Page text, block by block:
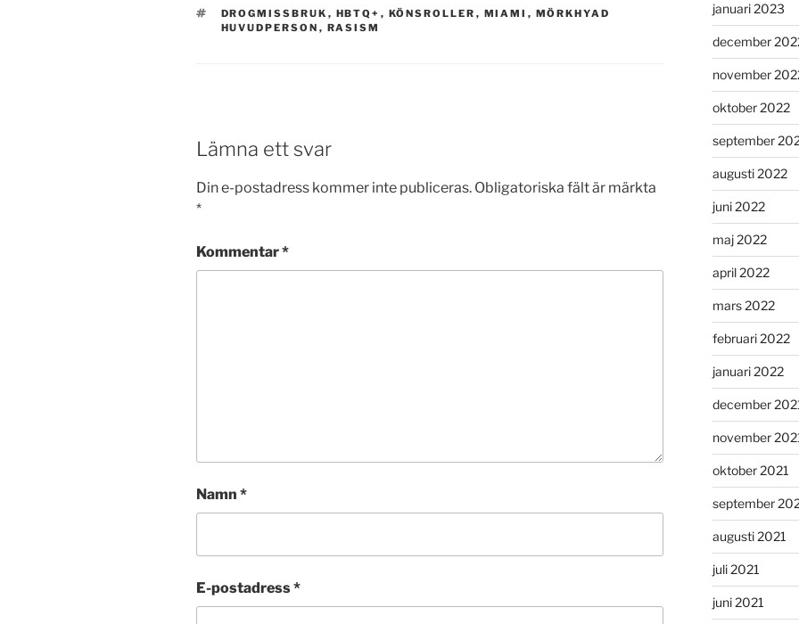
TAGGAR
DROGMISSBRUK , HBTQ+ , KÖNSROLLER , MIAMI , MÖRKHYAD
HUVUDPERSON , RASISM
Lämna ett svar
Din e-postadress kommer inte publiceras. Obligatoriska fält är märkta
*
Kommentar*
Namn *
E-postadress*
januari 2023
december
november
oktober 2022
september
augusti 2022
juni 2022
maj 2022
april 2022
mars 2022
februari 2022
januari 2022
december
november
oktober 2021
september
augusti 2021
juli 2021
juni 2021